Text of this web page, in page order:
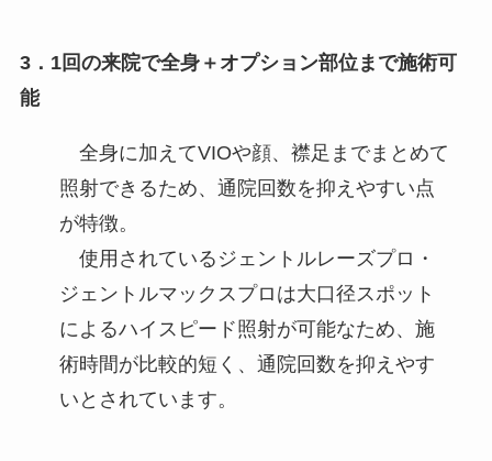
3．1回の来院で全身＋オプション部位まで施術可
能
全身に加えてVIOや顔、襟足までまとめて
照射できるため、通院回数を抑えやすい点
が特徴。
使用されているジェントルレーズプロ・
ジェントルマックスプロは大口径スポット
によるハイスピード照射が可能なため、施
術時間が比較的短く、通院回数を抑えやす
いとされています。